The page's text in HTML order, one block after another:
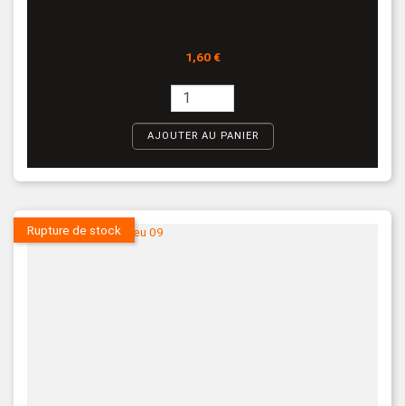
Prix
1,60 €
AJOUTER AU PANIER
Rupture de stock